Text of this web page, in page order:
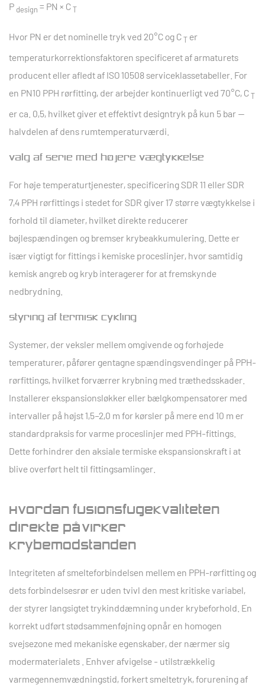
P design = PN × CT
Hvor PN er det nominelle tryk ved 20°C og CT er
temperaturkorrektionsfaktoren specificeret af armaturets
producent eller afledt af ISO 10508 serviceklassetabeller. For
en PN10 PPH rørfitting, der arbejder kontinuerligt ved 70°C, CT
er ca. 0,5, hvilket giver et effektivt designtryk på kun 5 bar —
halvdelen af dens rumtemperaturværdi.
Valg af serie med højere vægtykkelse
For høje temperaturtjenester, specificeringSDR 11 eller SDR
7,4 PPH rørfittings i stedet for SDR giver 17 større vægtykkelse i
forhold til diameter, hvilket direkte reducerer
bøjlespændingen og bremser krybeakkumulering. Dette er
især vigtigt for fittings i kemiske proceslinjer, hvor samtidig
kemisk angreb og kryb interagerer for at fremskynde
nedbrydning.
Styring af termisk cykling
Systemer, der veksler mellem omgivende og forhøjede
temperaturer, påfører gentagne spændingsvendinger på PPH-
rørfittings, hvilket forværrer krybning med træthedsskader.
Installerer ekspansionsløkker eller bælgkompensatorer med
intervaller på højst 1,5–2,0 m for kørsler på mere end 10 m er
standardpraksis for varme proceslinjer med PPH-fittings.
Dette forhindrer den aksiale termiske ekspansionskraft i at
blive overført helt til fittingsamlinger.
Hvordan fusionsfugekvaliteten
direkte påvirker
krybemodstanden
Integriteten af smelteforbindelsen mellem en PPH-rørfitting og
dets forbindelsesrør er uden tvivl den mest kritiske variabel,
der styrer langsigtet trykinddæmning under krybeforhold. En
korrekt udført stødsammenføjning opnår en homogen
svejsezone med mekaniske egenskaber, der nærmer sig
modermaterialets . Enhver afvigelse - utilstrækkelig
varmegennemvædningstid, forkert smeltetryk, forurening af